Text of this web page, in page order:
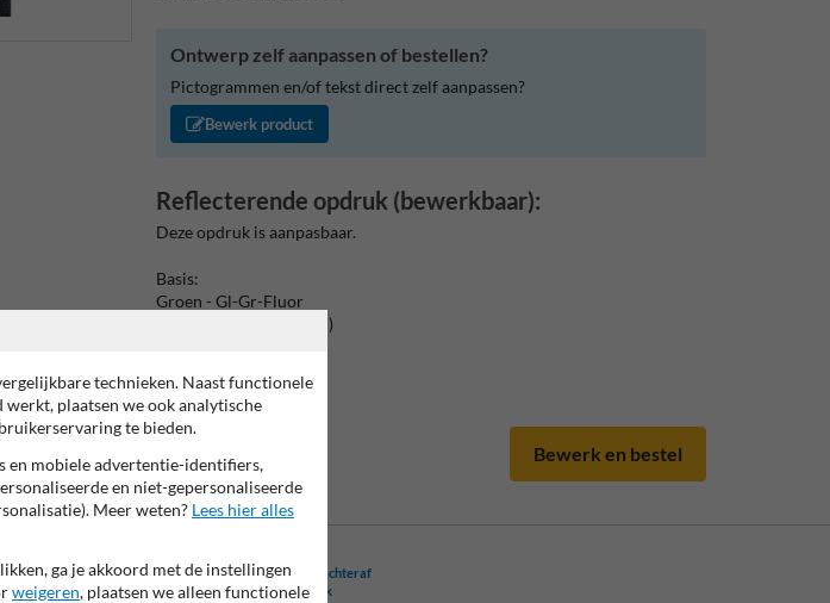
Ontwerp zelf aanpassen of bestellen?
Pictogrammen en/of tekst direct zelf aanpassen?
Bewerk product
Reflecterende opdruk (bewerkbaar):
Deze opdruk is aanpasbaar.
Basis:
Groen - Gl-Gr-Fluor
(Rand: Fluor geel/groen)
106.
Bewerk en bestel
Betaling achteraf
is mogelijk
technieken. Naast functionele
plaatsen we ook analytische
te bieden.
en mobiele advertentie-identifiers,
en niet-gepersonaliseerde
Meer weten? Lees hier alles
ga je akkoord met de instellingen
weigeren, plaatsen we alleen functionele